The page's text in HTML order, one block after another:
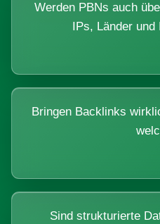
Werden PBNs auch
IPs, Länder und
Bringen Backlinks
Sind strukturierte